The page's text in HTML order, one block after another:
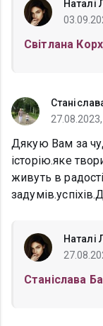
Наталі
Світлана Корх
Дякую Вам за
історію.яке
живуть в
Наталі
Станіслава